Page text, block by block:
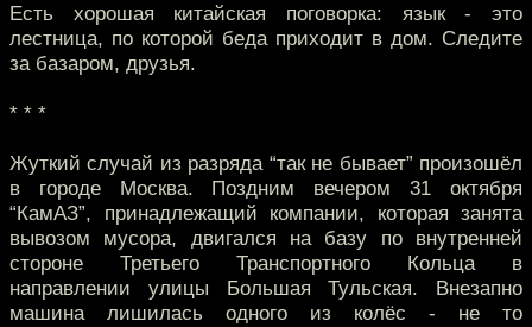
Есть хорошая китайская поговорка: язык - это
лестница, по которой беда приходит в дом. Следите
за базаром, друзья.
* * *
Жуткий случай из разряда “так не бывает” произошёл
в городе Москва. Поздним вечером 31 октября
“КамАЗ”, принадлежащий компании, которая занята
вывозом мусора, двигался на базу по внутренней
стороне Третьего Транспортного Кольца в
направлении улицы Большая Тульская. Внезапно
машина лишилась одного из колёс - не то